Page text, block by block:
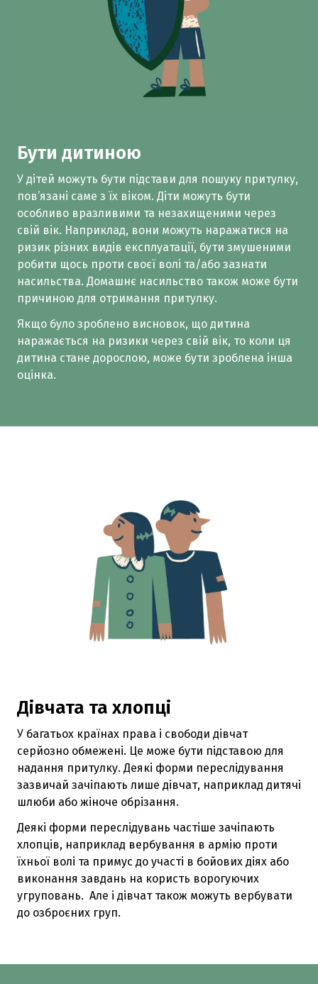
Бути дитиною
У дітей можуть бути підстави для пошуку притулку,
пов’язані саме з їх віком. Діти можуть бути
особливо вразливими та незахищеними через
свій вік. Наприклад, вони можуть наражатися на
ризик різних видів експлуатації, бути змушеними
робити щось проти своєї волі та/або зазнати
насильства. Домашнє насильство також може бути
причиною для отримання притулку.
Якщо було зроблено висновок, що дитина
наражається на ризики через свій вік, то коли ця
дитина стане дорослою, може бути зроблена інша
оцінка.
Дівчата та хлопці
У багатьох країнах права і свободи дівчат
серйозно обмежені. Це може бути підставою для
надання притулку. Деякі форми переслідування
зазвичай зачіпають лише дівчат, наприклад дитячі
шлюби або жіноче обрізання.
Деякі форми переслідувань частіше зачіпають
хлопців, наприклад вербування в армію проти
їхньої волі та примус до участі в бойових діях або
виконання завдань на користь ворогуючих
угруповань. Але і дівчат також можуть вербувати
до озброєних груп.